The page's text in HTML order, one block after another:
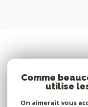
Comme
utilise
On aimerait vous